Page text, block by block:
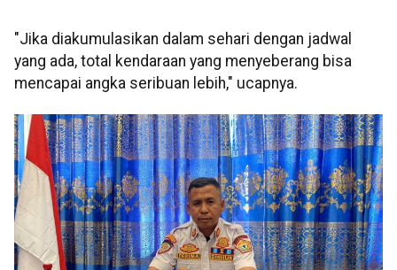
"Jika diakumulasikan dalam sehari dengan jadwal
yang ada, total kendaraan yang menyeberang bisa
mencapai angka seribuan lebih," ucapnya.